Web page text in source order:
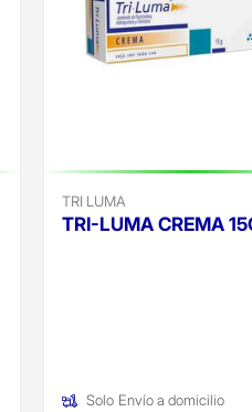
TRI LUMA
TRI-LUMA CREMA
Solo Envío a domicilio